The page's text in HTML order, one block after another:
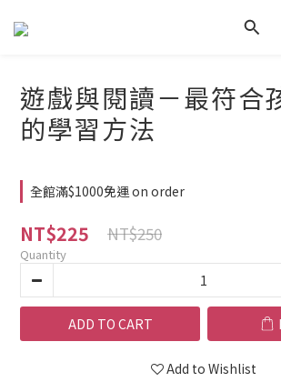
遊戲與閱讀－最符合
的學習方法
全館滿$1000免運 on order
NT$225 NT$250
Quantity
ADD TO CART
Add to Wishlist